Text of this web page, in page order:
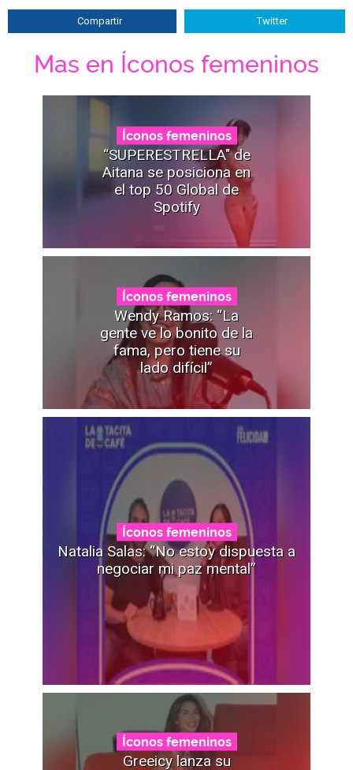
Compartir Twitter
Mas en Íconos femeninos
Íconos femeninos
“SUPERESTRELLA" de
Aitana se posiciona en
el top 50 Global de
Spotify
Íconos femeninos
Wendy Ramos: “La
gente ve lo bonito de la
fama, pero tiene su
lado difícil”
Íconos femeninos
Natalia Salas: “No estoy dispuesta a
negociar mi paz mental”
Íconos femeninos
Greeicy lanza su